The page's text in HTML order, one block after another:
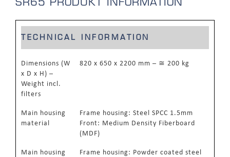
SR65 PRODUKT INFORMATION
TECHNICAL INFORMATION
Dimensions (W
x D x H) –
Weight incl.
filters
820 x 650 x 2200 mm – ≅ 200 kg
Main housing
material
Frame housing: Steel SPCC 1.5mm
Front: Medium Density Fiberboard
(MDF)
Main housing
Frame housing: Powder coated steel